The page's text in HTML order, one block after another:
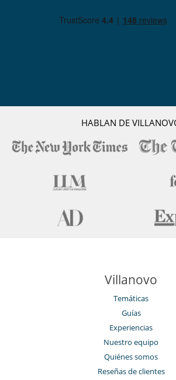
HABLAN DE
Villanovo
Temáticas
Guías
Experiencias
Nuestro equipo
Quiénes somos
Reseñas de clientes